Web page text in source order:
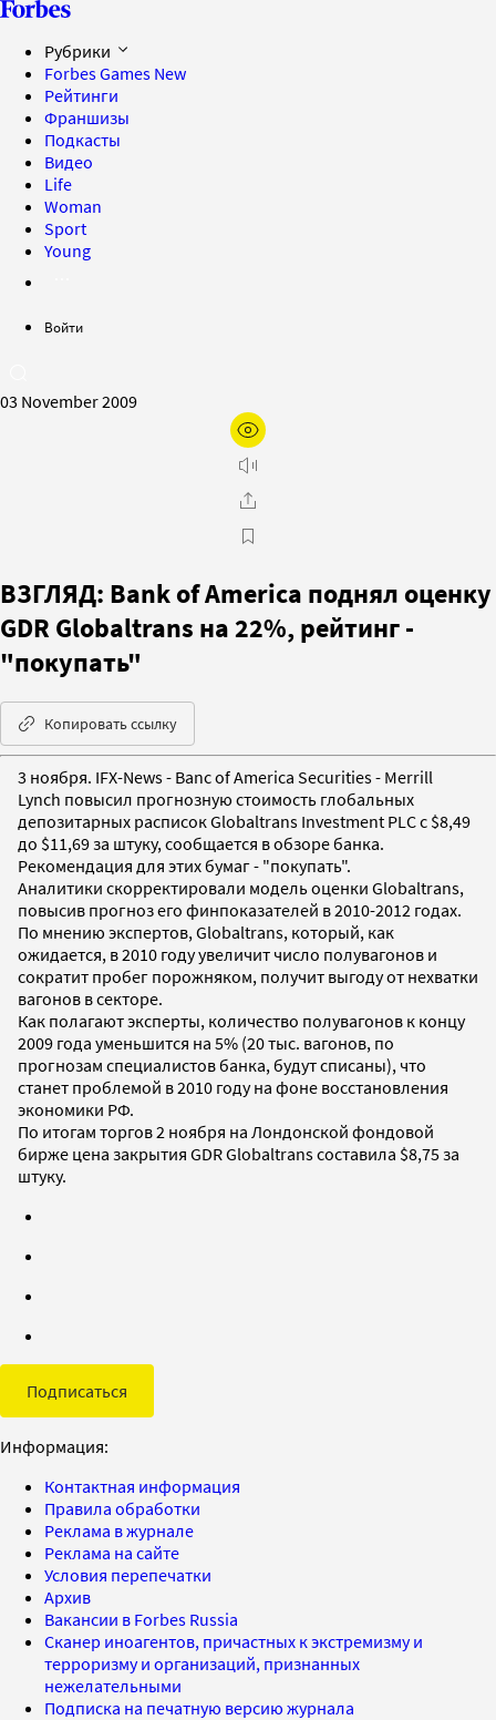
Рубрики
Forbes Games New
Рейтинги
Франшизы
Подкасты
Видео
Life
Woman
Sport
Young
Войти
03 November 2009
ВЗГЛЯД: Bank of America поднял оценку
GDR Globaltrans на 22%, рейтинг -
"покупать"
Копировать ссылку
3 ноября. IFX-News - Banc of America Securities - Merrill
Lynch повысил прогнозную стоимость глобальных
депозитарных расписок Globaltrans Investment PLC с $8,49
до $11,69 за штуку, сообщается в обзоре банка.
Рекомендация для этих бумаг - "покупать".
Аналитики скорректировали модель оценки Globaltrans,
повысив прогноз его финпоказателей в 2010-2012 годах.
По мнению экспертов, Globaltrans, который, как
ожидается, в 2010 году увеличит число полувагонов и
сократит пробег порожняком, получит выгоду от нехватки
вагонов в секторе.
Как полагают эксперты, количество полувагонов к концу
2009 года уменьшится на 5% (20 тыс. вагонов, по
прогнозам специалистов банка, будут списаны), что
станет проблемой в 2010 году на фоне восстановления
экономики РФ.
По итогам торгов 2 ноября на Лондонской фондовой
бирже цена закрытия GDR Globaltrans составила $8,75 за
штуку.
Подписаться
Информация:
Контактная информация
Правила обработки
Реклама в журнале
Реклама на сайте
Условия перепечатки
Архив
Вакансии в Forbes Russia
Сканер иноагентов, причастных к экстремизму и
терроризму и организаций, признанных
нежелательными
Подписка на печатную версию журнала